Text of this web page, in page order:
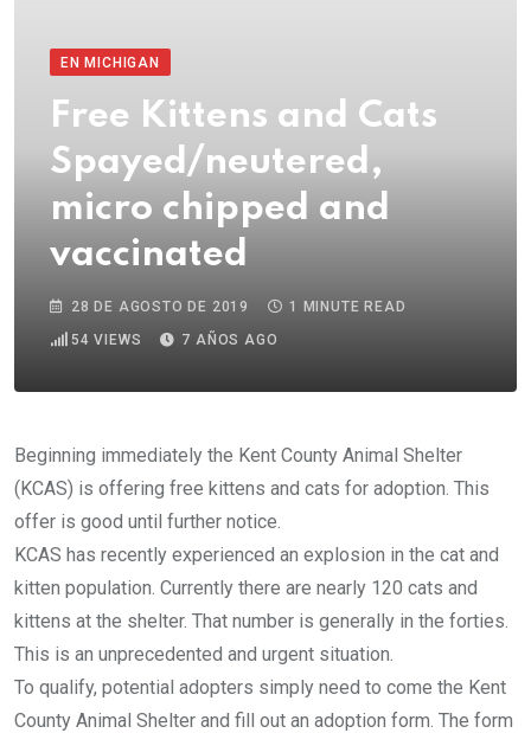
EN MICHIGAN
Free Kittens and Cats
Spayed/neutered,
micro chipped and
vaccinated
28 DE AGOSTO DE 2019
1 MINUTE READ
54 VIEWS 7 AÑOS AGO
Beginning immediately the Kent County Animal Shelter
(KCAS) is offering free kittens and cats for adoption. This
offer is good until further notice.
KCAS has recently experienced an explosion in the cat and
kitten population. Currently there are nearly 120 cats and
kittens at the shelter. That number is generally in the forties.
This is an unprecedented and urgent situation.
To qualify, potential adopters simply need to come the Kent
County Animal Shelter and fill out an adoption form. The form